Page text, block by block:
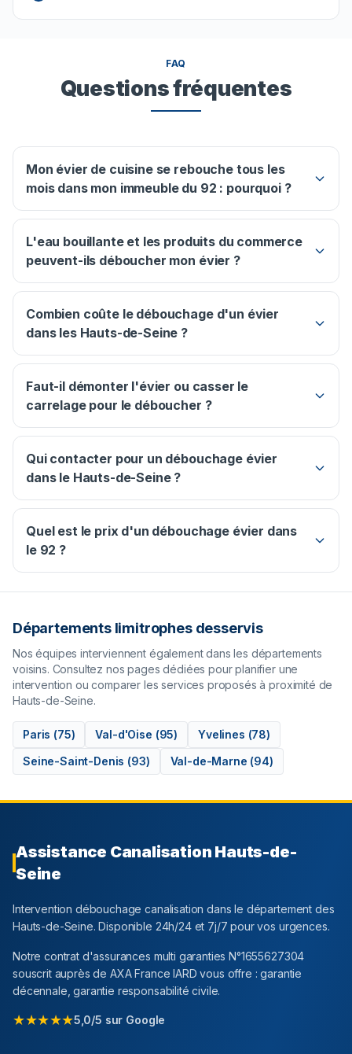
FAQ
Questions fréquentes
Mon évier de cuisine se rebouche tous les
mois dans mon immeuble du 92 : pourquoi ?
L'eau bouillante et les produits du commerce
peuvent-ils déboucher mon évier ?
Combien coûte le débouchage d'un évier
dans les Hauts-de-Seine ?
Faut-il démonter l'évier ou casser le
carrelage pour le déboucher ?
Qui contacter pour un débouchage évier
dans le Hauts-de-Seine ?
Quel est le prix d'un débouchage évier dans
le 92 ?
Départements limitrophes desservis
Nos équipes interviennent également dans les départements
voisins. Consultez nos pages dédiées pour planifier une
intervention ou comparer les services proposés à proximité de
Hauts-de-Seine.
Paris (75) Val-d'Oise (95) Yvelines (78)
Seine-Saint-Denis (93) Val-de-Marne (94)
Assistance Canalisation Hauts-de-
Seine
Intervention débouchage canalisation dans le département des
Hauts-de-Seine. Disponible 24h/24 et 7j/7 pour vos urgences.
Notre contrat d'assurances multi garanties N°1655627304
souscrit auprès de AXA France IARD vous offre : garantie
décennale, garantie responsabilité civile.
★★★★★5,0/5 sur Google